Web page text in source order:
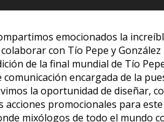
emocionados la
con Tío Pepe y
de la final mundial de Tío
comunicación encargada de la
la oportunidad de diseñar,
acciones promocionales para
mixólogos de todo el mundo